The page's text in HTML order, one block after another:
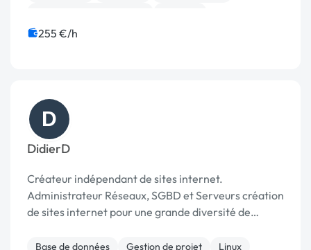
Stockage et sauvegarde
255 €/h
D
DidierD
Créateur indépendant de sites internet.
Administrateur Réseaux, SGBD et Serveurs création
de sites internet pour une grande diversité de
artisans, agences de communication, professions
Base de données Gestion de projet Linux